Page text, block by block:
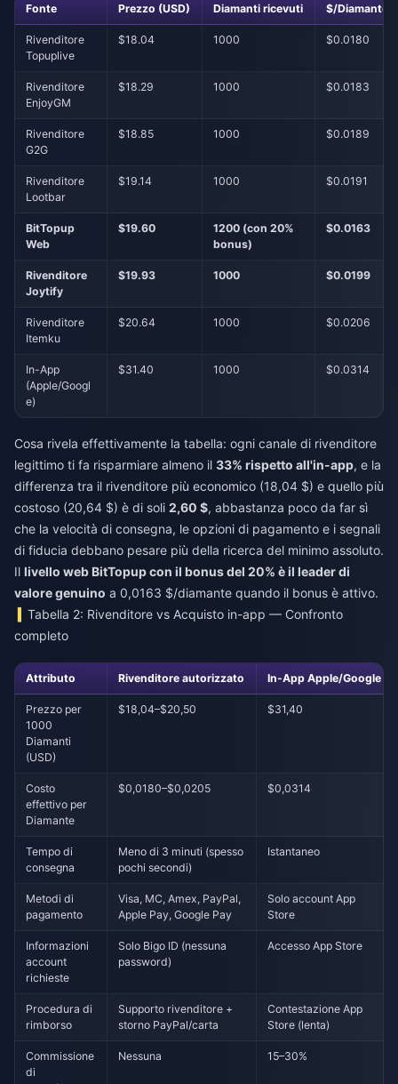
Fonte Prezzo (USD) Diamanti ricevuti $/Diamante
Rivenditore
Topuplive
$18.04 1000 $0.0180
Rivenditore
EnjoyGM
$18.29 1000 $0.0183
Rivenditore
G2G
$18.85 1000 $0.0189
Rivenditore
Lootbar
$19.14 1000 $0.0191
BitTopup
Web
$19.60
1200 (con 20%
bonus)
$0.0163
Rivenditore
Joytify
$19.93 1000 $0.0199
Rivenditore
Itemku
$20.64 1000 $0.0206
In-App
(Apple/Googl
e)
$31.40 1000 $0.0314
Cosa rivela effettivamente la tabella: ogni canale di rivenditore
legittimo ti fa risparmiare almeno il 33% rispetto all'in-app, e la
differenza tra il rivenditore più economico (18,04 $) e quello più
costoso (20,64 $) è di soli 2,60 $, abbastanza poco da far sì
che la velocità di consegna, le opzioni di pagamento e i segnali
di fiducia debbano pesare più della ricerca del minimo assoluto.
Il livello web BitTopup con il bonus del 20% è il leader di
valore genuino a 0,0163 $/diamante quando il bonus è attivo.
Tabella 2: Rivenditore vs Acquisto in-app — Confronto
completo
Attributo Rivenditore autorizzato In-App Apple/Google
Prezzo per
1000
Diamanti
(USD)
$18,04–$20,50 $31,40
Costo
effettivo per
Diamante
$0,0180–$0,0205 $0,0314
Tempo di
consegna
Meno di 3 minuti (spesso
pochi secondi)
Istantaneo
Metodi di
pagamento
Visa, MC, Amex, PayPal,
Apple Pay, Google Pay
Solo account App
Store
Informazioni
account
richieste
Solo Bigo ID (nessuna
password)
Accesso App Store
Procedura di
rimborso
Supporto rivenditore +
storno PayPal/carta
Contestazione App
Store (lenta)
Commissione
di
Nessuna 15–30%